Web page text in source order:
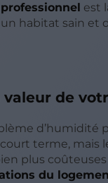
est
habitat sain et
de
d’humidité
terme, mais
plus
du